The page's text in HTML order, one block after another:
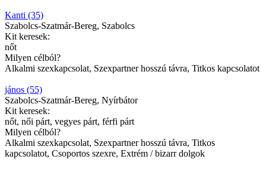
Kanti (35)
Szabolcs-Szatmár-Bereg, Szabolcs
Kit keresek:
nőt
Milyen célból?
Alkalmi szexkapcsolat, Szexpartner hosszú távra, Titkos kapcsolatot
jános (55)
Szabolcs-Szatmár-Bereg, Nyírbátor
Kit keresek:
nőt, női párt, vegyes párt, férfi párt
Milyen célból?
Alkalmi szexkapcsolat, Szexpartner hosszú távra, Titkos
kapcsolatot, Csoportos szexre, Extrém / bizarr dolgok